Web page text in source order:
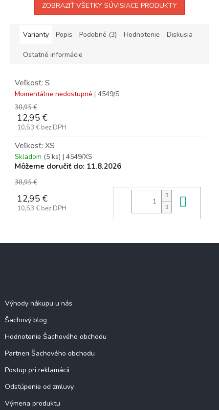
ZOBRAZIŤ VŠETKY SÚVISIACE PRODUKTY
Varianty Popis Podobné (3) Hodnotenie Diskusia
Ostatné informácie
Veľkosť: S
Momentálne nedostupné | 4549/S
30,95 €
12,95 €
10,53 € bez DPH
Veľkosť: XS
Skladom (5 ks) | 4549/XS
Môžeme doručiť do: 11.8.2026
30,95 €
12,95 €
10,53 € bez DPH
Výhody nákupu u nás
Šachový blog
Hodnotenie Šachového obchodu
Partneri Šachového obchodu
Postup pri reklamácii
Odstúpenie od zmluvy
Výmena produktu